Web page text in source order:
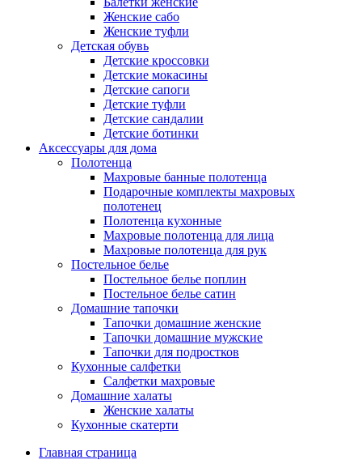
Женские сабо
Женские туфли
Детская обувь
Детские кроссовки
Детские мокасины
Детские сапоги
Детские туфли
Детские сандалии
Детские ботинки
Аксессуары для дома
Полотенца
Махровые банные полотенца
Подарочные комплекты махровых
полотенец
Полотенца кухонные
Махровые полотенца для лица
Махровые полотенца для рук
Постельное белье
Постельное белье поплин
Постельное белье сатин
Домашние тапочки
Тапочки домашние женские
Тапочки домашние мужские
Тапочки для подростков
Кухонные салфетки
Салфетки махровые
Домашние халаты
Женские халаты
Кухонные скатерти
Главная страница